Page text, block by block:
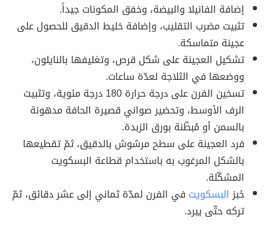
إضافة الفانيلا والبيضة، وخفق المكونات جيداً.
تثبيت مضرب التقليب، وإضافة خليط الدقيق للحصول على
عجينة متماسكة.
تشكيل العجينة على شكل قرص، وتغليفها بالنايلون،
ووضعها في الثلاجة لعدّة ساعات.
تسخين الفرن على درجة حرارة 180 درجة مئوية، وتثبيت
الرف الأوسط، وتحضير صواني قصيرة الحافة مدهونة
بالسمن أو مُبطّنة بورق الزبدة.
فرد العجينة على سطح مرشوش بالدقيق، ثمّ تقطيعها
بالشكل المرغوب به باستخدام قطاعة البسكويت
المشكّلة.
خَبزالبسكويت في الفرن لمدّة ثماني إلى عشر دقائق، ثمّ
تركه حتّى يبرد.